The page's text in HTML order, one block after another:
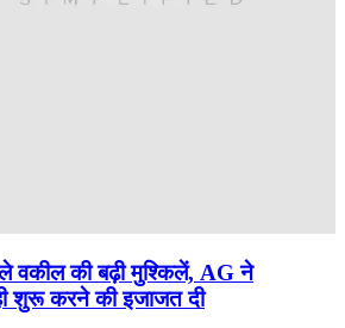
वकील की बढ़ी मुश्किलें, AG ने
शुरू करने की इजाजत दी